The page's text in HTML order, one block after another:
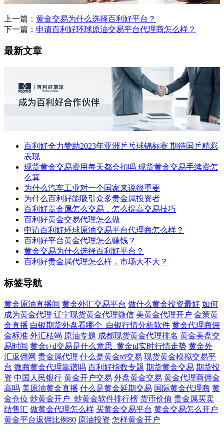
上一篇： 黄金交易为什么选择百利好平台？
下一篇： 申请百利好环球原油交易平台代理商怎么样？
最新文章
百利好全力赞助2023年亚洲乒乓球锦标赛 期待国乒精彩
表现
现货黄金交易费用每天都会扣吗 现货黄金交易手续费怎
么算
为什么汽车工业对一个国家来说很重要
为什么百利好能吸引众多贵金属投资者
百利好贵金属怎么交易，怎么提高交易技巧
百利好黄金交易代理怎么做
申请百利好环球原油交易平台代理商怎么样？
百利好平台黄金代理怎么赚钱？
黄金交易为什么选择百利好平台？
百利好贵金属代理怎么样，市场大不大？
标签导航
黄金原油直播间 黄金外汇交易平台 做什么黄金投资最好 如何
成为黄金代理 辽宁现货黄金代理微信 美黄金代理开户 金策黄
金直播 白银期货外盘看哪个_白银行情分析软件 黄金代理商佣
金标准 外汇枯竭 原油专题 成都现货黄金代理排名 黄金美盘交
易时间 黄金t+d交易是什么意思_黄金td实时行情走势 黄金外
汇返佣网 贵金属代理 什么是黄金td交易 现货黄金模拟交易平
台 微商黄金代理靠谱吗 百利好指数专题 期货黄金交易 期货投
资 中国人民银行 黄金开户交易 外盘黄金交易 黄金代理商佣金
高吗 美原油黄金直播 什么是黄金延期交易 国际黄金代理商 黄
金仓位 炒黄金开户_炒黄金软件排行榜 货币价值 贵金属买卖
结售汇 做黄金代理怎么样 买黄金交易平台 黄金交易怎么开户
黄金平台返佣比例80 原油投资 怎样黄金开户